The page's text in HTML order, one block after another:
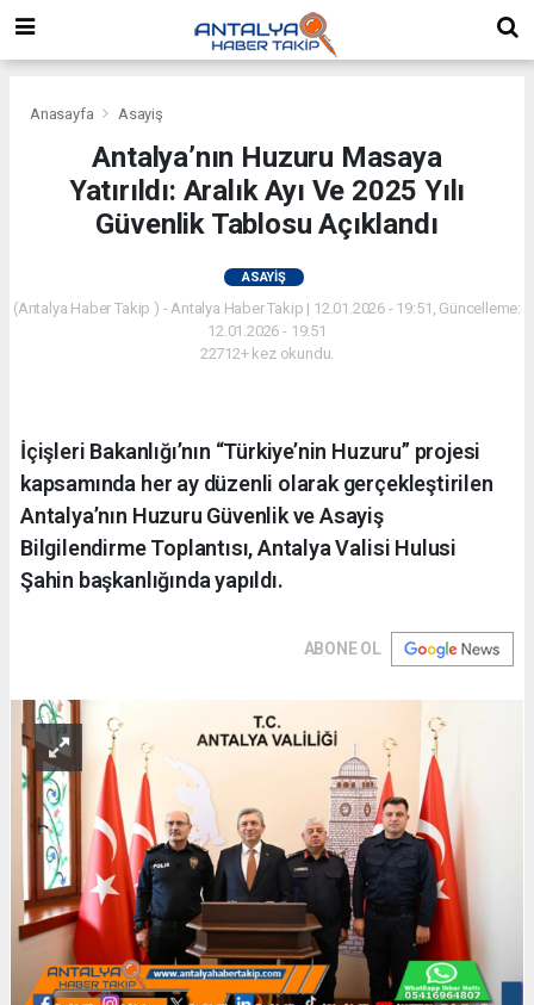
Anasayfa Asayiş
Antalya’nın Huzuru Masaya
Yatırıldı: Aralık Ayı Ve 2025 Yılı
Güvenlik Tablosu Açıklandı
ASAYIŞ
(Antalya Haber Takip ) - Antalya Haber Takip | 12.01.2026 - 19:51, Güncelleme:
12.01.2026 - 19:51
22712+ kez okundu.
İçişleri Bakanlığı’nın “Türkiye’nin Huzuru” projesi
kapsamında her ay düzenli olarak gerçekleştirilen
Antalya’nın Huzuru Güvenlik ve Asayiş
Bilgilendirme Toplantısı, Antalya Valisi Hulusi
Şahin başkanlığında yapıldı.
ABONE OL